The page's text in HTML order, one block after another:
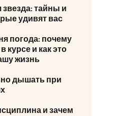
звезда: тайны и
удивят вас
погода: почему
курсе и как это
жизнь
дышать при
и зачем